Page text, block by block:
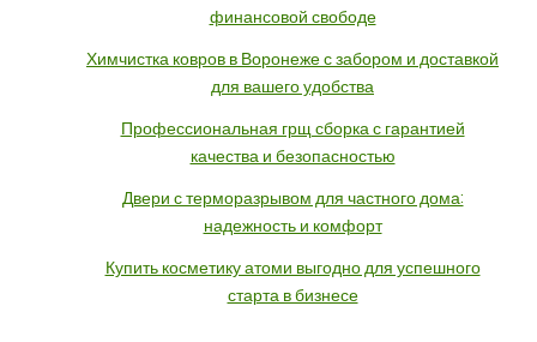
финансовой свободе
Химчистка ковров в Воронеже с забором и доставкой
для вашего удобства
Профессиональная грщ сборка с гарантией
качества и безопасностью
Двери с терморазрывом для частного дома:
надежность и комфорт
Купить косметику атоми выгодно для успешного
старта в бизнесе